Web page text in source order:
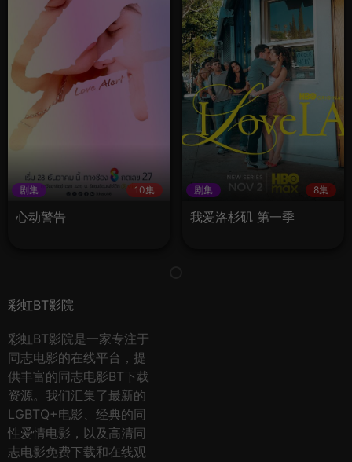
剧集 10集
心动警告
剧集 8集
我爱洛杉矶 第一季
彩虹BT影院
彩虹BT影院是一家专注于
同志电影的在线平台，提
供丰富的同志电影BT下载
资源。我们汇集了最新的
LGBTQ+电影、经典的同
性爱情电影，以及高清同
志电影免费下载和在线观